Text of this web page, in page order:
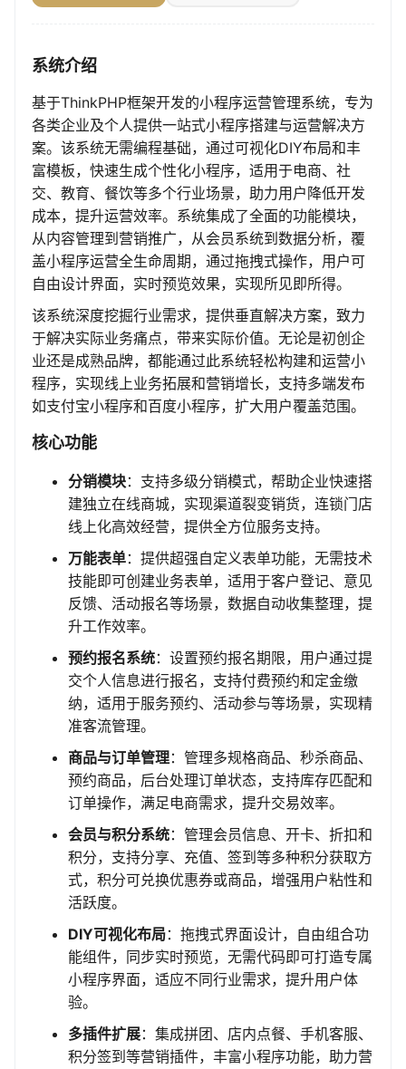
系统介绍
基于ThinkPHP框架开发的小程序运营管理系统，专为
各类企业及个人提供一站式小程序搭建与运营解决方
案。该系统无需编程基础，通过可视化DIY布局和丰
富模板，快速生成个性化小程序，适用于电商、社
交、教育、餐饮等多个行业场景，助力用户降低开发
成本，提升运营效率。系统集成了全面的功能模块，
从内容管理到营销推广，从会员系统到数据分析，覆
盖小程序运营全生命周期，通过拖拽式操作，用户可
自由设计界面，实时预览效果，实现所见即所得。
该系统深度挖掘行业需求，提供垂直解决方案，致力
于解决实际业务痛点，带来实际价值。无论是初创企
业还是成熟品牌，都能通过此系统轻松构建和运营小
程序，实现线上业务拓展和营销增长，支持多端发布
如支付宝小程序和百度小程序，扩大用户覆盖范围。
核心功能
分销模块：支持多级分销模式，帮助企业快速搭
建独立在线商城，实现渠道裂变销货，连锁门店
线上化高效经营，提供全方位服务支持。
万能表单：提供超强自定义表单功能，无需技术
技能即可创建业务表单，适用于客户登记、意见
反馈、活动报名等场景，数据自动收集整理，提
升工作效率。
预约报名系统：设置预约报名期限，用户通过提
交个人信息进行报名，支持付费预约和定金缴
纳，适用于服务预约、活动参与等场景，实现精
准客流管理。
商品与订单管理：管理多规格商品、秒杀商品、
预约商品，后台处理订单状态，支持库存匹配和
订单操作，满足电商需求，提升交易效率。
会员与积分系统：管理会员信息、开卡、折扣和
积分，支持分享、充值、签到等多种积分获取方
式，积分可兑换优惠券或商品，增强用户粘性和
活跃度。
DIY可视化布局：拖拽式界面设计，自由组合功
能组件，同步实时预览，无需代码即可打造专属
小程序界面，适应不同行业需求，提升用户体
验。
多插件扩展：集成拼团、店内点餐、手机客服、
积分签到等营销插件，丰富小程序功能，助力营